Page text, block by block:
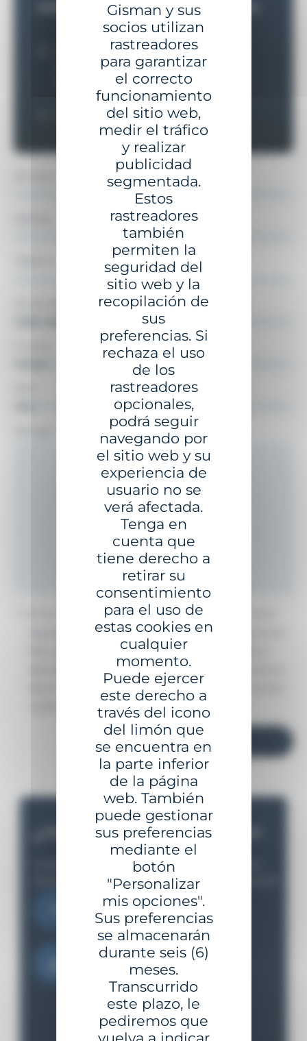
Gisman y sus
socios utilizan
rastreadores
para garantizar
el correcto
funcionamiento
del sitio web,
medir el tráfico
y realizar
publicidad
segmentada.
Estos
rastreadores
también
permiten la
seguridad del
sitio web y la
recopilación de
sus
preferencias. Si
rechaza el uso
de los
rastreadores
opcionales,
podrá seguir
navegando por
el sitio web y su
experiencia de
usuario no se
verá afectada.
Tenga en
cuenta que
tiene derecho a
retirar su
consentimiento
para el uso de
estas cookies en
cualquier
momento.
Puede ejercer
este derecho a
través del icono
del limón que
se encuentra en
la parte inferior
de la página
web. También
puede gestionar
sus preferencias
mediante el
botón
"Personalizar
mis opciones".
Sus preferencias
se almacenarán
durante seis (6)
meses.
Transcurrido
este plazo, le
pediremos que
INFORMACION PRACTICA
12 impasse du Bois
ZA de Kerstran 1
56400 Brech (Francia)
+33 (0)2 97 29 41 21
Correo electrónico*
Al enviar este formulario, acepto que la información
ingresada en él pueda ser utilizada para contactarme.*
Para conocer y ejercer sus derechos, incluyendo el
derecho a retirar su consentimiento para el uso de los
datos recopilados mediante este formulario, consulte
nuestra política de privacidad.
¿TIENE UN PROYECTO?
Cuéntanos tus necesidades y te apoyaremos
desde el estudio inicial hasta la implementación
Contáctanos